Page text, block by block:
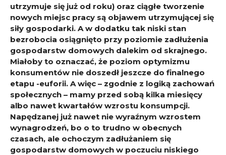
utrzymuje się już od roku) oraz ciągłe tworzenie
nowych miejsc pracy są objawem utrzymującej się
siły gospodarki. A w dodatku tak niski stan
bezrobocia osiągnięto przy poziomie zadłużenia
gospodarstw domowych dalekim od skrajnego.
Miałoby to oznaczać, że poziom optymizmu
konsumentów nie doszedł jeszcze do finalnego
etapu -euforii. A więc – zgodnie z logiką zachowań
społecznych – mamy przed sobą kilka miesięcy
albo nawet kwartałów wzrostu konsumpcji.
Napędzanej już nawet nie wyraźnym wzrostem
wynagrodzeń, bo o to trudno w obecnych
czasach, ale ochoczym zadłużaniem się
gospodarstw domowych w poczuciu niskiego